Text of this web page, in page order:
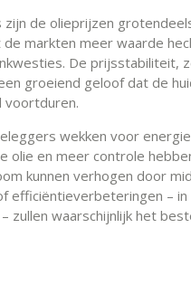
de olieprijzen
markten meer waarde
De prijsstabiliteit,
groeiend geloof dat de
voortduren.
wekken voor
olie en meer controle
kunnen verhogen door
efficiëntieverbeteringen – in
waarschijnlijk het